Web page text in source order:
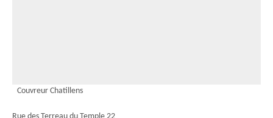
Couvreur Chatillens